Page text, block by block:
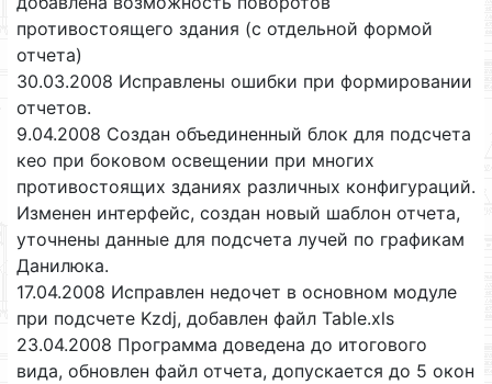
противостоящего здания (с отдельной формой
отчета)
30.03.2008 Исправлены ошибки при формировании
отчетов.
9.04.2008 Создан объединенный блок для подсчета
кео при боковом освещении при многих
противостоящих зданиях различных конфигураций.
Изменен интерфейс, создан новый шаблон отчета,
уточнены данные для подсчета лучей по графикам
Данилюка.
17.04.2008 Исправлен недочет в основном модуле
при подсчете Kzdj, добавлен файл Table.xls
23.04.2008 Программа доведена до итогового
вида, обновлен файл отчета, допускается до 5 окон